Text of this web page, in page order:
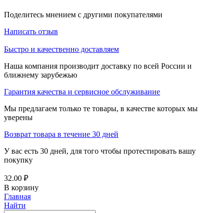
Поделитесь мнением с другими покупателями
Написать отзыв
Быстро и качественно доставляем
Наша компания производит доставку по всей России и
ближнему зарубежью
Гарантия качества и сервисное обслуживание
Мы предлагаем только те товары, в качестве которых мы
уверены
Возврат товара в течение 30 дней
У вас есть 30 дней, для того чтобы протестировать вашу
покупку
32.00 ₽
В корзину
Главная
Найти